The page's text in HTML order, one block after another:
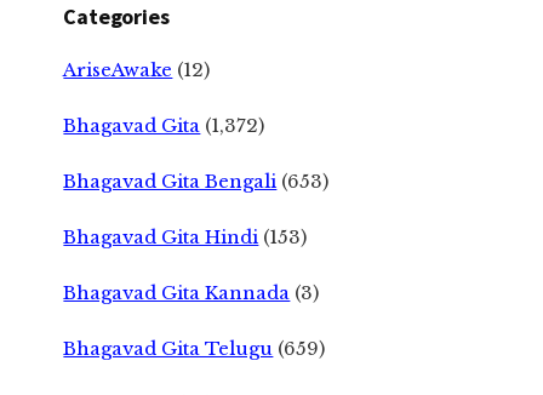
Categories
AriseAwake (12)
Bhagavad Gita (1,372)
Bhagavad Gita Bengali (653)
Bhagavad Gita Hindi (153)
Bhagavad Gita Kannada (3)
Bhagavad Gita Telugu (659)